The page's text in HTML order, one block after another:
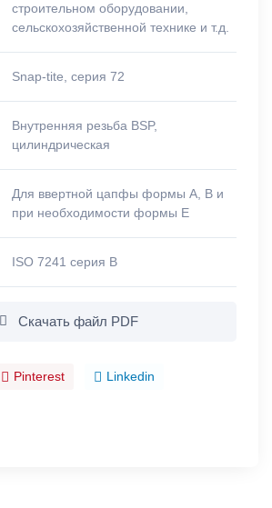
строительном оборудовании,
сельскохозяйственной технике и т.д.
Snap-tite, серия 72
Внутренняя резьба BSP,
цилиндрическая
Для ввертной цапфы формы A, B и
при необходимости формы E
ISO 7241 серия B
Скачать файл PDF
Pinterest Linkedin